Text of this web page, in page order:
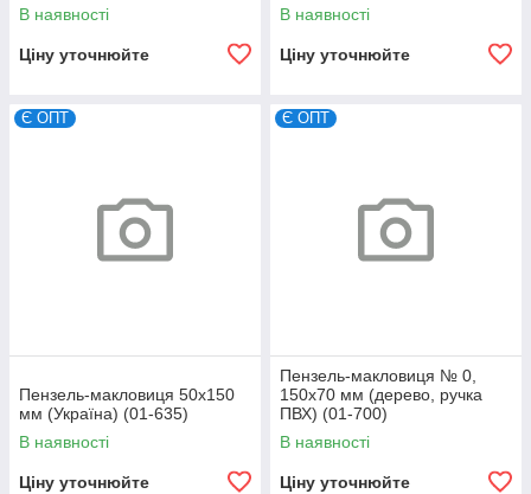
В наявності
Ціну уточнюйте
В наявності
Ціну уточнюйте
Є ОПТ
Пензель-макловиця 50х150
мм (Україна) (01-635)
В наявності
Ціну уточнюйте
Є ОПТ
Пензель-макловиця № 0,
150х70 мм (дерево, ручка
ПВХ) (01-700)
В наявності
Ціну уточнюйте